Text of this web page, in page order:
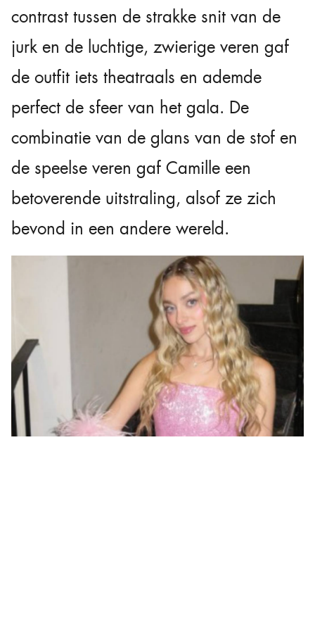
contrast tussen de strakke snit van de
jurk en de luchtige, zwierige veren gaf
de outfit iets theatraals en ademde
perfect de sfeer van het gala. De
combinatie van de glans van de stof en
de speelse veren gaf Camille een
betoverende uitstraling, alsof ze zich
bevond in een andere wereld.